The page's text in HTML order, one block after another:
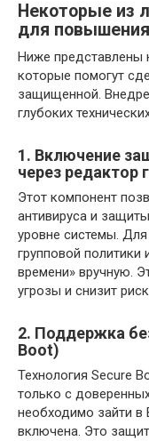
Некоторые из
для
Ниже представлены
которые помогут
защищенной.
глубоких
1. Включение
через редактор
Этот компонент
антивируса и
уровне системы.
групповой
времени» вручную.
угрозы и снизит
2. Поддержка
Boot)
Технология Secure
только с
необходимо зайти в
включена. Это